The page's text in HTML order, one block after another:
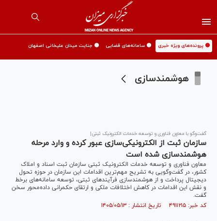
🟡 پرونده‌های ویژه خبری 🟡 سامانه‌های قضایی 🟡 جنایت میدان علیخانی اصفهان
هوشمندسازی
گفت‌و‌گو با معاون فناوری و توسعه خدمات الکترونیک ثبتی|
سازمان ثبت از الکترونیکی‌سازی عبور کرده و وارد مرحله
هوشمندسازی شده است
معاون فناوری و توسعه خدمات الکترونیک ثبتی سازمان ثبت اسناد و املاک
کشور، در گفت‌وگویی به تشریح مهم‌ترین اقدامات این سازمان در حوزه تحول
دیجیتال پرداخت و از هوشمندسازی فرآیندهای ثبتی، توسعه سامانه‌های برخط
و نقش این اقدامات در کاهش اختلافات ملکی و ارتقای حکمرانی داده‌محور سخن
گفت.
کد خبر: ۴۹۱۱۲۱۵ تاریخ انتشار : ۱۴۰۵/۰۵/۱۳